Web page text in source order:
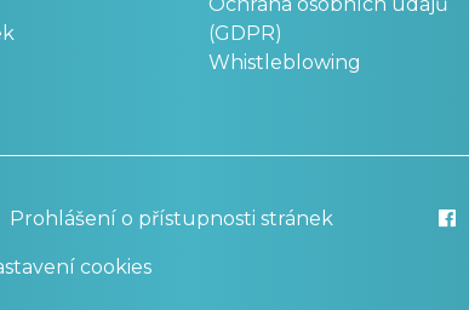
(GDPR)
Whistleblowing
Prohlášení o přístupnosti stránek
cookies